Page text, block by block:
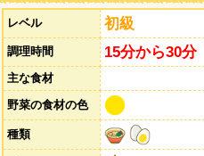
レベル 初級
調理時間 15分から30分
主な食材
野菜の食材の色
種類